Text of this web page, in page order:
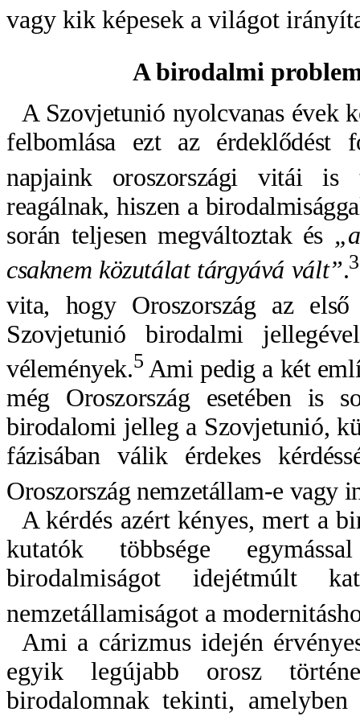
vagy kik képesek a világot
A birodalmi
A Szovjetunió nyolcvanas évek
felbomlása ezt az érdeklődést
napjaink oroszországi vitái is
reagálnak, hiszen a
során teljesen megváltoztak és
csaknem közutálat tárgyává vált”.3
vita, hogy Oroszország az
Szovjetunió birodalmi
vélemények.5 Ami pedig a két
még Oroszország esetében is
birodalomi jelleg a Szovjetunió,
fázisában válik érdekes
Oroszország nemzetállam-e vagy
A kérdés azért kényes, mert a
kutatók többsége
birodalmiságot idejétmúlt
nemzetállamiságot a
Ami a cárizmus idején
egyik legújabb orosz
birodalomnak tekinti,